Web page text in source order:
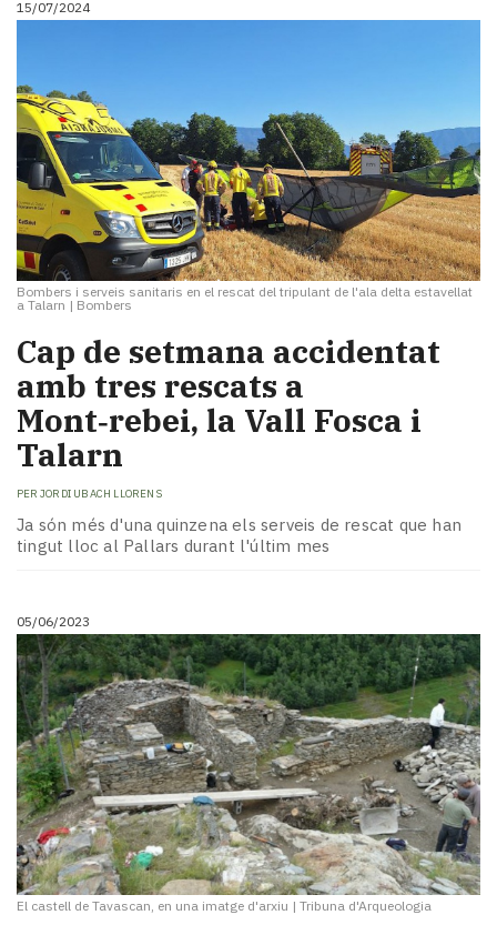
i
Esports
Mai
tant!
TV
i
mitjans
El
temps
Reportatges
Enquestes
A
escena!
Dis
la
Subscriptors
La
newsletter
Contingut
patrocinat
Lo
més
llegit...
Editorial
15/07/2024
Bombers i serveis sanitaris en el rescat del tripulant de l'ala delta estavellat
a Talarn | Bombers
Cap de setmana accidentat
amb tres rescats a
Mont‑rebei, la Vall Fosca i
Talarn
PER JORDI UBACH LLORENS
Ja són més d'una quinzena els serveis de rescat que han
tingut lloc al Pallars durant l'últim mes
05/06/2023
El castell de Tavascan, en una imatge d'arxiu | Tribuna d'Arqueologia